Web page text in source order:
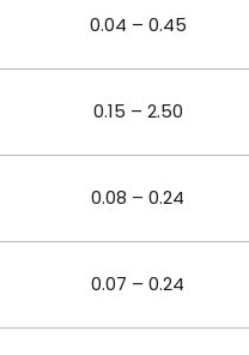
0.04 – 0.45
0.15 – 2.50
0.08 – 0.24
0.07 – 0.24